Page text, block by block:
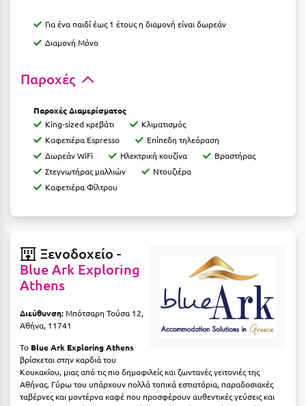
Ίος
Ιωάννινα
Καβάλα
Κάλαμος
Καλαμπάκα
Καμένα Βούρλα
Καρδάμαινα
Καρδαμύλη
Για ένα παιδί έως 1 έτους η διαμονή είναι δωρεάν
Διαμονή Μόνο
Παροχές
Παροχές Διαμερίσματος
King-sized κρεβάτι
Κλιματισμός
Καφετιέρα Espresso
Eπίπεδη τηλεόραση
Δωρεάν WiFi
Ηλεκτρική κουζίνα
Βραστήρας
Στεγνωτήρας μαλλιών
Ντουζιέρα
Καφετιέρα Φίλτρου
Ξενοδοχείο -
Blue Ark Exploring
Athens
Διεύθυνση:Μπότσαρη Τούσα 12,
Αθήνα, 11741
Το Blue Ark Exploring Athens
βρίσκεται στην καρδιά του
Κουκακίου, μιας από τις πιο δημοφιλείς και ζωντανές γειτονιές της
Αθήνας. Γύρω του υπάρχουν πολλά τοπικά εστιατόρια, παραδοσιακές
ταβέρνες και μοντέρνα καφέ που προσφέρουν αυθεντικές γεύσεις και